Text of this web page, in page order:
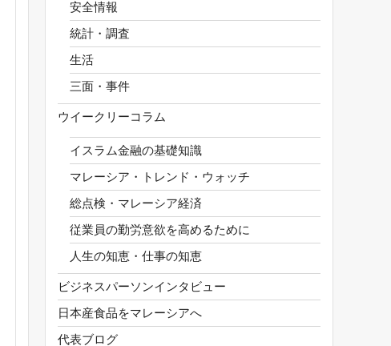
安全情報
統計・調査
生活
三面・事件
ウイークリーコラム
イスラム金融の基礎知識
マレーシア・トレンド・ウォッチ
総点検・マレーシア経済
従業員の勤労意欲を高めるために
人生の知恵・仕事の知恵
ビジネスパーソンインタビュー
日本産食品をマレーシアへ
代表ブログ